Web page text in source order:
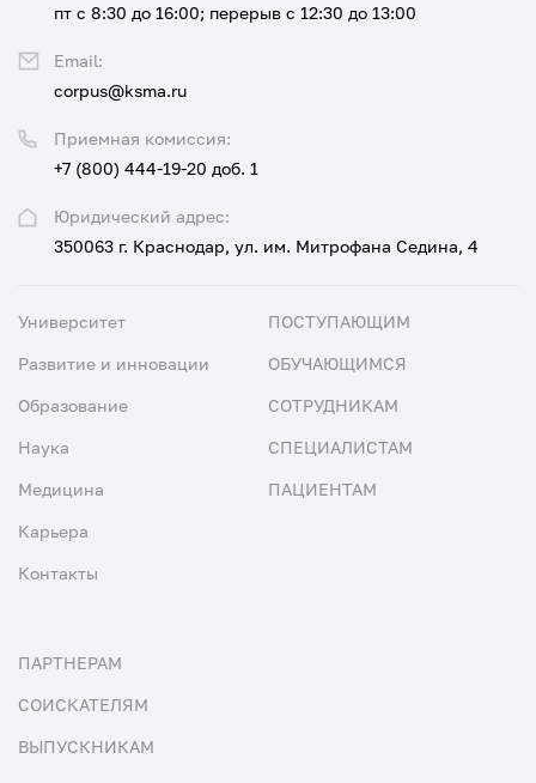
Юридический адрес:
350063 г. Краснодар, ул. им. Митрофана Седина, 4
Приемная комиссия:
+7 (800) 444-19-20 доб. 1
пт с 8:30 до 16:00; перерыв с 12:30 до 13:00
Email:
corpus@ksma.ru
Университет
Развитие и инновации
Образование
Наука
Медицина
Карьера
Контакты
ПОСТУПАЮЩИМ
ОБУЧАЮЩИМСЯ
СОТРУДНИКАМ
СПЕЦИАЛИСТАМ
ПАЦИЕНТАМ
ПАРТНЕРАМ
СОИСКАТЕЛЯМ
ВЫПУСКНИКАМ